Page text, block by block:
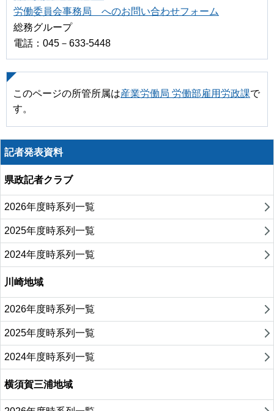
労働委員会事務局 へのお問い合わせフォーム
総務グループ
電話：045－633-5448
このページの所管所属は産業労働局 労働部雇用労政課で
す。
記者発表資料
県政記者クラブ
2026年度時系列一覧
2025年度時系列一覧
2024年度時系列一覧
川崎地域
2026年度時系列一覧
2025年度時系列一覧
2024年度時系列一覧
横須賀三浦地域